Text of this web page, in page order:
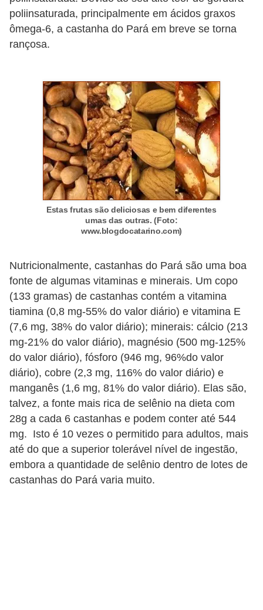
poliinsaturada, principalmente em ácidos graxos
ômega-6, a castanha do Pará em breve se torna
rançosa.
Estas frutas são deliciosas e bem diferentes
umas das outras. (Foto:
www.blogdocatarino.com)
Nutricionalmente, castanhas do Pará são uma boa
fonte de algumas vitaminas e minerais. Um copo
(133 gramas) de castanhas contém a vitamina
tiamina (0,8 mg-55% do valor diário) e vitamina E
(7,6 mg, 38% do valor diário); minerais: cálcio (213
mg-21% do valor diário), magnésio (500 mg-125%
do valor diário), fósforo (946 mg, 96%do valor
diário), cobre (2,3 mg, 116% do valor diário) e
manganês (1,6 mg, 81% do valor diário). Elas são,
talvez, a fonte mais rica de selênio na dieta com
28g a cada 6 castanhas e podem conter até 544
mg. Isto é 10 vezes o permitido para adultos, mais
até do que a superior tolerável nível de ingestão,
embora a quantidade de selênio dentro de lotes de
castanhas do Pará varia muito.